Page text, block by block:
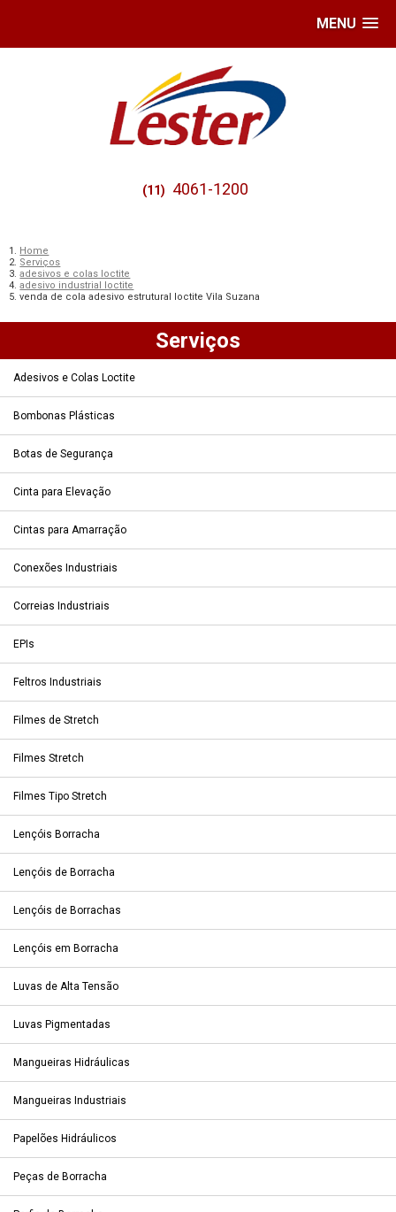
MENU
(11) 4061-1200
Home
Serviços
adesivos e colas loctite
adesivo industrial loctite
venda de cola adesivo estrutural loctite Vila Suzana
Serviços
Adesivos e Colas Loctite
Bombonas Plásticas
Botas de Segurança
Cinta para Elevação
Cintas para Amarração
Conexões Industriais
Correias Industriais
EPIs
Feltros Industriais
Filmes de Stretch
Filmes Stretch
Filmes Tipo Stretch
Lençóis Borracha
Lençóis de Borracha
Lençóis de Borrachas
Lençóis em Borracha
Luvas de Alta Tensão
Luvas Pigmentadas
Mangueiras Hidráulicas
Mangueiras Industriais
Papelões Hidráulicos
Peças de Borracha